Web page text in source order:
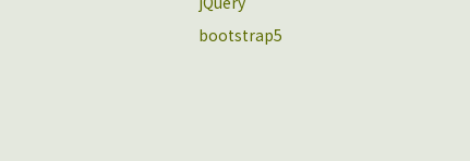
bootstrap5